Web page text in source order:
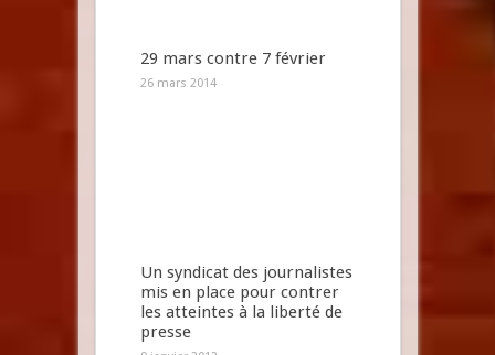
29 mars contre 7 février
26 mars 2014
Un syndicat des journalistes
mis en place pour contrer
les atteintes à la liberté de
presse